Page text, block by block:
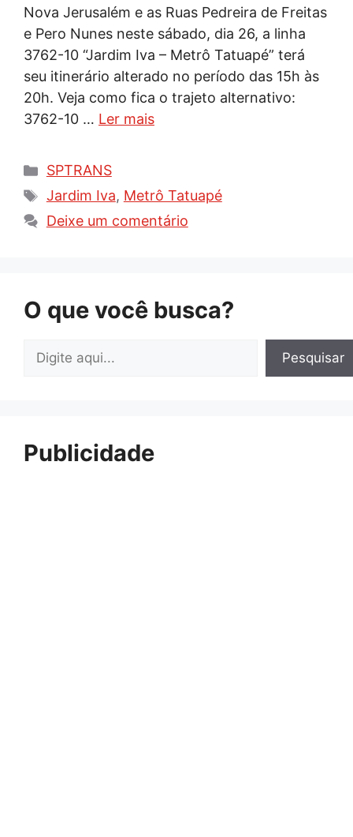
Nova Jerusalém e as Ruas Pedreira de Freitas
e Pero Nunes neste sábado, dia 26, a linha
3762-10 “Jardim Iva – Metrô Tatuapé” terá
seu itinerário alterado no período das 15h às
20h. Veja como fica o trajeto alternativo:
3762-10 … Ler mais
Categorias
SPTRANS
Tags
Jardim Iva, Metrô Tatuapé
Deixe um comentário
O que você busca?
Pesquisar Pesquisar
Publicidade